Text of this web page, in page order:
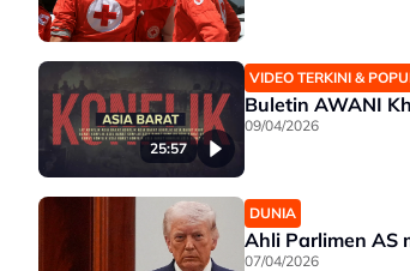
25:57
VIDEO TERKINI &
Buletin AWANI
09/04/2026
DUNIA
Ahli Parlimen AS
07/04/2026